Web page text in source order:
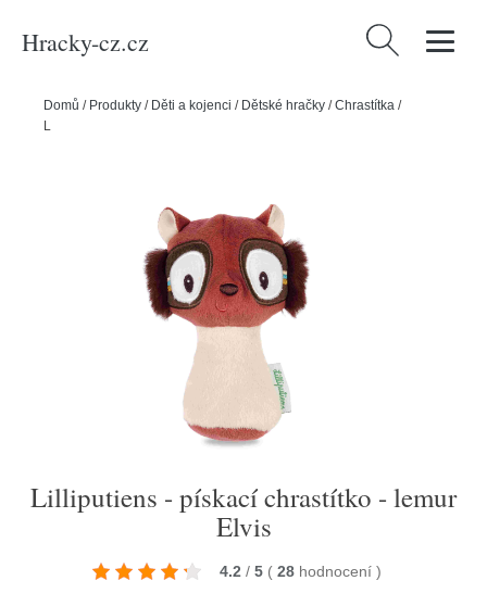
Hracky-cz.cz Vyhledávání
Domů / Produkty / Děti a kojenci / Dětské hračky /Chrastítka /
Lilliputiens - pískací chrastítko - lemur Elvis
Lilliputiens - pískací chrastítko - lemur
Elvis
4.2 / 5 ( 28 hodnocení )